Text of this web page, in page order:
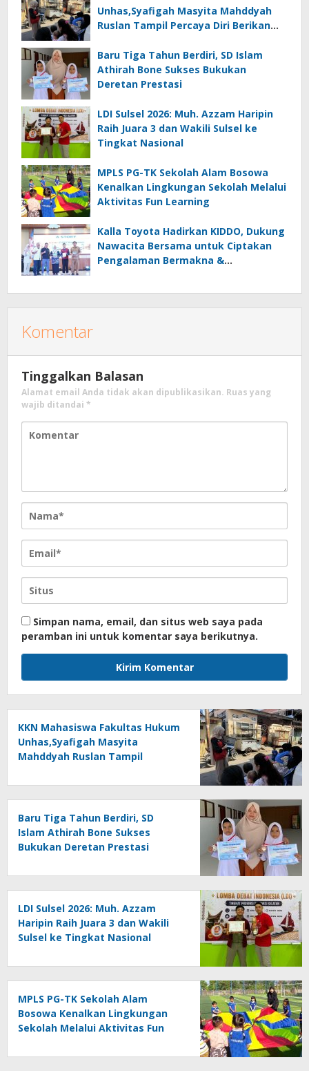
Unhas,Syafigah Masyita Mahddyah
Ruslan Tampil Percaya Diri Berikan
Dini Bagi Ibu Hamil
Baru Tiga Tahun Berdiri, SD Islam
Athirah Bone Sukses Bukukan
Deretan Prestasi
LDI Sulsel 2026: Muh. Azzam Haripin
Raih Juara 3 dan Wakili Sulsel ke
Tingkat Nasional
MPLS PG-TK Sekolah Alam Bosowa
Kenalkan Lingkungan Sekolah Melalui
Aktivitas Fun Learning
Kalla Toyota Hadirkan KIDDO, Dukung
Nawacita Bersama untuk Ciptakan
Pengalaman Bermakna &
Komentar
Tinggalkan Balasan
Alamat email Anda tidak akan dipublikasikan. Ruas yang
wajib ditandai *
Simpan nama, email, dan situs web saya pada
peramban ini untuk komentar saya berikutnya.
KKN Mahasiswa Fakultas Hukum
Unhas,Syafigah Masyita
Mahddyah Ruslan Tampil
Pencegahan Stunting Sejak Dini
Bagi Ibu Hamil
Baru Tiga Tahun Berdiri, SD
Islam Athirah Bone Sukses
Bukukan Deretan Prestasi
LDI Sulsel 2026: Muh. Azzam
Haripin Raih Juara 3 dan Wakili
Sulsel ke Tingkat Nasional
MPLS PG-TK Sekolah Alam
Bosowa Kenalkan Lingkungan
Sekolah Melalui Aktivitas Fun